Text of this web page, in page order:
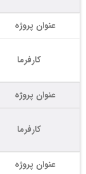
عنوان پروژه
کارفرما
عنوان پروژه
کارفرما
عنوان پروژه